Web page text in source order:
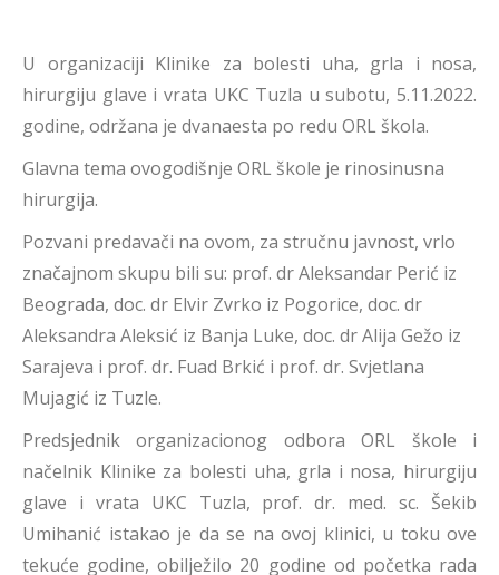
U organizaciji Klinike za bolesti uha, grla i nosa,
hirurgiju glave i vrata UKC Tuzla u subotu, 5.11.2022.
godine, održana je dvanaesta po redu ORL škola.
Glavna tema ovogodišnje ORL škole je rinosinusna
hirurgija.
Pozvani predavači na ovom, za stručnu javnost, vrlo
značajnom skupu bili su: prof. dr Aleksandar Perić iz
Beograda, doc. dr Elvir Zvrko iz Pogorice, doc. dr
Aleksandra Aleksić iz Banja Luke, doc. dr Alija Gežo iz
Sarajeva i prof. dr. Fuad Brkić i prof. dr. Svjetlana
Mujagić iz Tuzle.
Predsjednik organizacionog odbora ORL škole i
načelnik Klinike za bolesti uha, grla i nosa, hirurgiju
glave i vrata UKC Tuzla, prof. dr. med. sc. Šekib
Umihanić istakao je da se na ovoj klinici, u toku ove
tekuće godine, obilježilo 20 godine od početka rada